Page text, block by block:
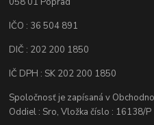
IČO : 36 504 891
DIČ : 202 200 1850
IČ DPH : SK 202 200 1850
Spoločnosť je zapísaná v
Oddiel : Sro, Vložka číslo : 16138/P